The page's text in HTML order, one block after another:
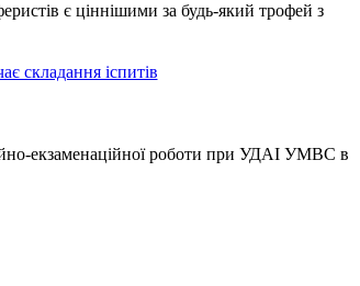
є ціннішими за будь-який трофей з
складання іспитів
екзаменаційної роботи при УДАІ УМВС в